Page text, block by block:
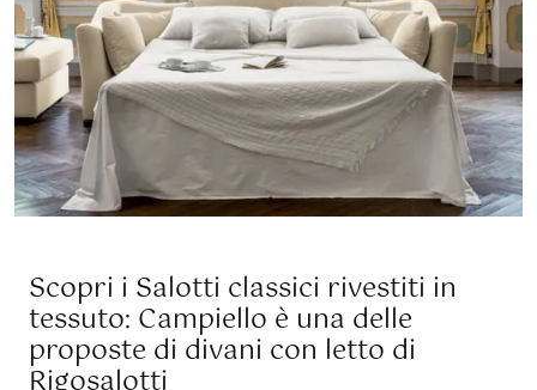
Scopri i Salotti classici rivestiti in
tessuto: Campiello è una delle
proposte di divani con letto di